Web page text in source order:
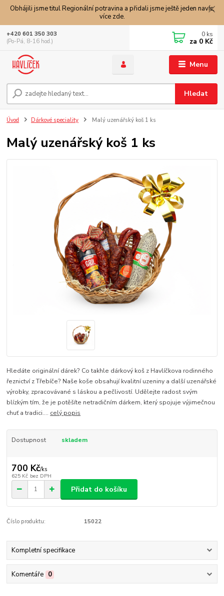
Obhájili jsme titul Regionální potravina a přidali jsme ještě jeden navíc,
více zde.
Menu
Hledat
+420 601 350 303
(Po-Pá, 8-16 hod.)
0 ks
za 0 Kč
Úvod Dárkové speciality Malý uzenářský koš 1 ks
Malý uzenářský koš 1 ks
Hledáte originální dárek? Co takhle dárkový koš z Havlíčkova rodinného
řeznictví z Třebíče? Naše koše obsahují kvalitní uzeniny a další uzenářské
výrobky, zpracovávané s láskou a pečlivostí. Udělejte radost svým
blízkým tím, že je potěšíte netradičním dárkem, který spojuje výjimečnou
chuť a tradici.... celý popis
Dostupnost skladem
700 Kč/ks
625 Kč bez DPH
Přidat do košíku
Číslo produktu: 15022
Kompletní specifikace
Komentáře 0